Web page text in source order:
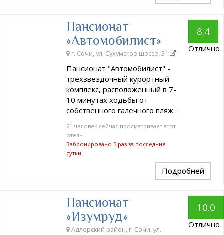
Пансионат
«Автомобилист»
г. Сочи, ул. Сухумское шоссе, 31
Пансионат "Автомобилист" -
трехзвездочный курортный
комплекс, расположенный в 7-
10 минутах ходьбы от
собственного галечного пляж…
21 человек сейчас просматривает этот
отель
Забронировано 5 раз за последние
сутки
8.4
Отлично
Подробней
Пансионат
«Изумруд»
Адлерский район, г. Сочи, ул.
10.0
Отлично